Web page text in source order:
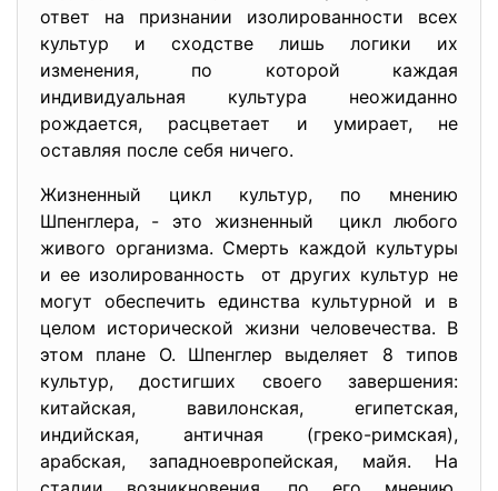
ответ на признании изолированности всех
культур и сходстве лишь логики их
изменения, по которой каждая
индивидуальная культура неожиданно
рождается, расцветает и умирает, не
оставляя после себя ничего.
Жизненный цикл культур, по мнению
Шпенглера, - это жизненный цикл любого
живого организма. Смерть каждой культуры
и ее изолированность от других культур не
могут обеспечить единства культурной и в
целом исторической жизни человечества. В
этом плане О. Шпенглер выделяет 8 типов
культур, достигших своего завершения:
китайская, вавилонская, египетская,
индийская, античная (греко-римская),
арабская, западноевропейская, майя. На